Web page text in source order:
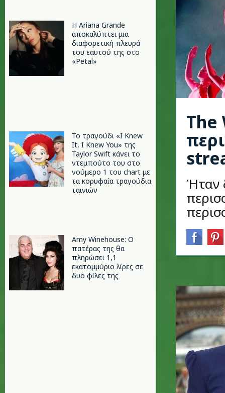
Η Ariana Grande
αποκαλύπτει μια
διαφορετική πλευρά
του εαυτού της στο
«Petal»
Το τραγούδι «I Knew
It, I Knew You» της
Taylor Swift κάνει το
ντεμπούτο του στο
νούμερο 1 του chart με
τα κορυφαία τραγούδια
ταινιών
Amy Winehouse: Ο
πατέρας της θα
πληρώσει 1,1
εκατομμύριο λίρες σε
δυο φίλες της
The
Ήταν